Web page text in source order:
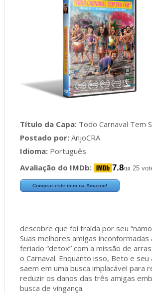
Título da Capa:Todo Carnaval Tem
Postado por:AnjoCRA
Idioma:Português
Avaliação do IMDb:
7.8/10 25
Comprar este item na Amazon!
descobre que foi traída por seu
Suas melhores amigas inconformadas
feriado “detox” com a missão de
o Carnaval. Enquanto isso, Beto e seu
saem em uma busca implacável para
reduzir os danos das três amigas
busca de vingança.